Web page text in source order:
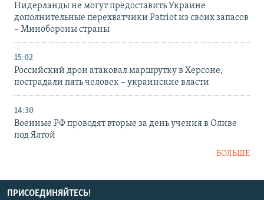
Нидерланды не могут предоставить Украине
дополнительные перехватчики Patriot из своих запасов
– Минобороны страны
15:02
Российский дрон атаковал маршрутку в Херсоне,
пострадали пять человек – украинские власти
14:30
Военные РФ проводят вторые за день учения в Оливе
под Ялтой
БОЛЬШЕ
ПРИСОЕДИНЯЙТЕСЬ!